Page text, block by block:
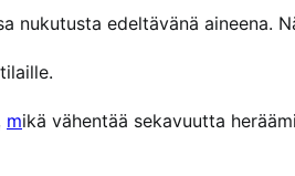
0
nukutusta edeltävänä aineena.
mikä vähentää sekavuutta